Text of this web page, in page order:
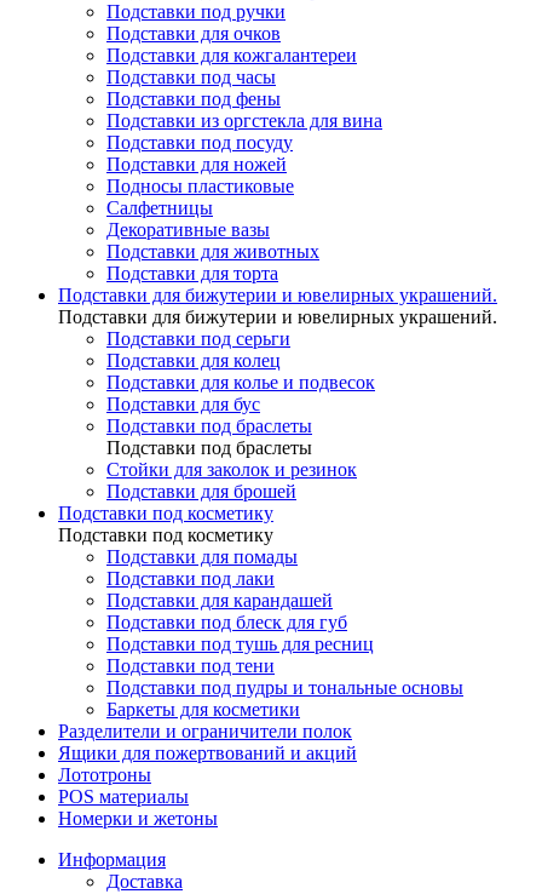
Подставки под ручки
Подставки для очков
Подставки для кожгалантереи
Подставки под часы
Подставки под фены
Подставки из оргстекла для вина
Подставки под посуду
Подставки для ножей
Подносы пластиковые
Салфетницы
Декоративные вазы
Подставки для животных
Подставки для торта
Подставки для бижутерии и ювелирныx украшений.
Подставки для бижутерии и ювелирныx украшений.
Подставки под серьги
Подставки для колец
Подставки для колье и подвесок
Подставки для бус
Подставки под браслеты
Подставки под браслеты
Стойки для заколок и резинок
Подставки для брошей
Подставки под косметику
Подставки под косметику
Подставки для помады
Подставки под лаки
Подставки для карандашей
Подставки под блеск для губ
Подставки под тушь для ресниц
Подставки под тени
Подставки под пудры и тональные основы
Баркеты для косметики
Разделители и ограничители полок
Ящики для пожертвований и акций
Лототроны
POS материалы
Номерки и жетоны
Информация
Доставка